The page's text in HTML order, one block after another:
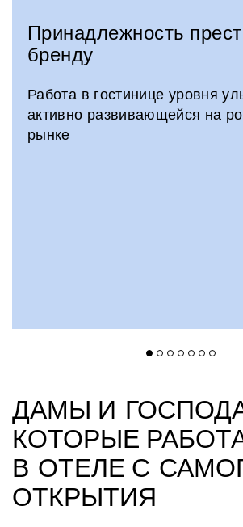
Принадлежность
бренду
Работа в гостинице уровня
активно развивающейся на
рынке
ДАМЫ И
КОТОРЫЕ
В ОТЕЛЕ С
ОТКРЫТИЯ